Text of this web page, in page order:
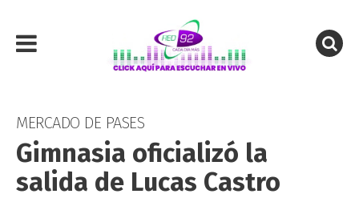
MERCADO DE PASES
Gimnasia oficializó la
salida de Lucas Castro